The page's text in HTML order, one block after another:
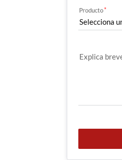
Producto
Explica